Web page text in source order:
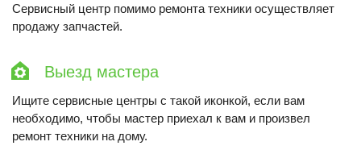
Сервисный центр помимо ремонта техники осуществляет
продажу запчастей.
Выезд мастера
Ищите сервисные центры с такой иконкой, если вам
необходимо, чтобы мастер приехал к вам и произвел
ремонт техники на дому.